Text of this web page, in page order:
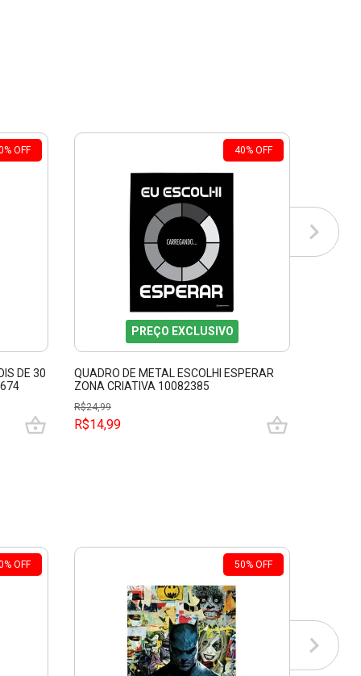
% OFF
DE 30
40% OFF
PREÇO EXCLUSIVO
QUADRO DE METAL ESCOLHI ESPERAR
ZONA CRIATIVA 10082385
R$24,99
R$14,99
% OFF 50% OFF